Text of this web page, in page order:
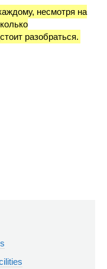
несмотря на
разобраться.